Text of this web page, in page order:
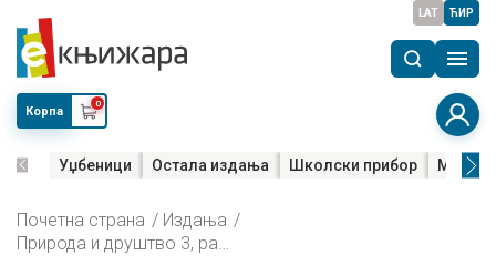
LAT ЋИР
Корпа
0
Уџбеници Остала издања Школски прибор Мала
Почетна страна
Издања
Природа и друштво 3, радни уџбеник за трећи разред 1. и 2. део